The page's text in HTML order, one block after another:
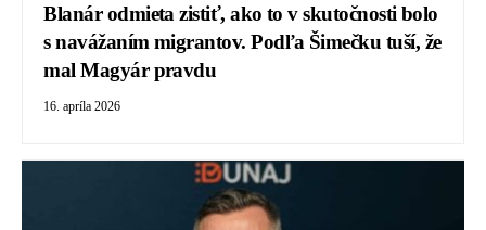
Blanár odmieta zistiť, ako to v skutočnosti bolo
s navážaním migrantov. Podľa Šimečku tuší, že
mal Magyár pravdu
16. apríla 2026